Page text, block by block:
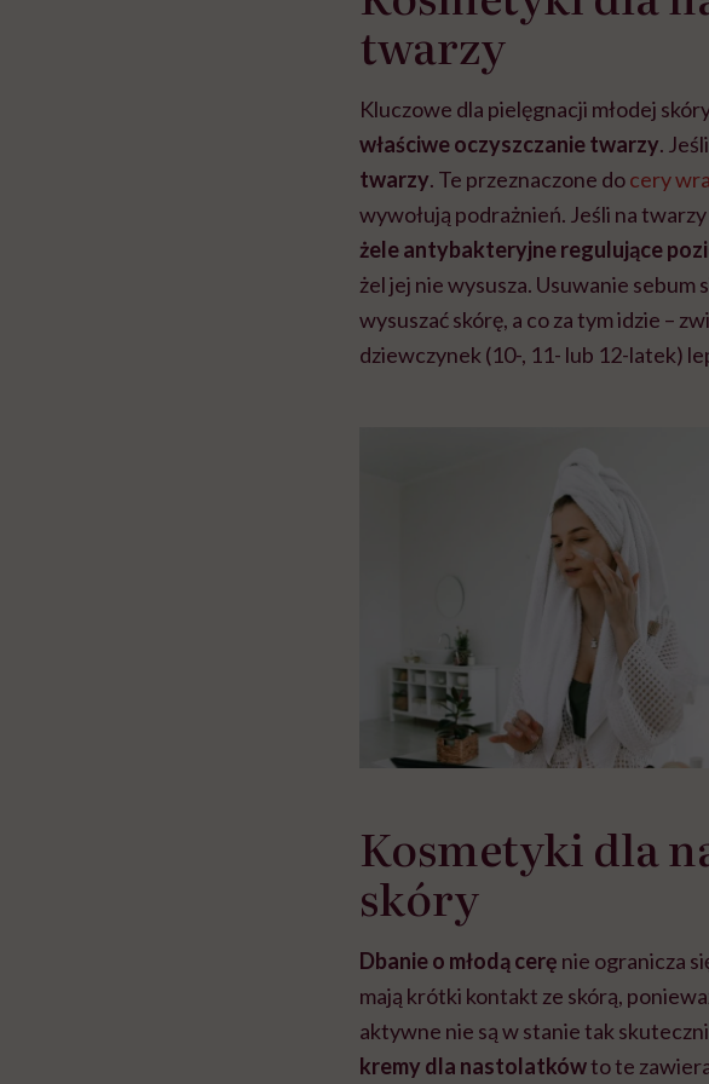
twarzy
Kluczowe dla pielęgnacji młodej
właściwe oczyszczanie twarzy.
twarzy. Te przeznaczone docery
wywołują podrażnień. Jeśli na
żele antybakteryjneregulujące
żel jej nie wysusza. Usuwanie sebum
wysuszać skórę, a co za tym idzie –
dziewczynek (10-, 11- lub 12-latek)
Kosmetyki dla
skóry
Dbanie o młodą cerę nie ogranicza
mają krótki kontakt ze skórą,
aktywne nie są w stanie tak
kremy dla nastolatkówto te